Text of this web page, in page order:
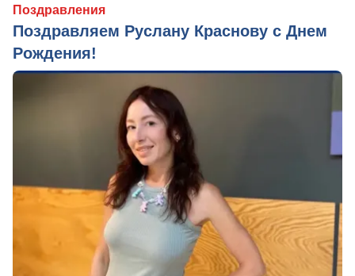
Поздравления
Поздравляем Руслану Краснову с Днем
Рождения!